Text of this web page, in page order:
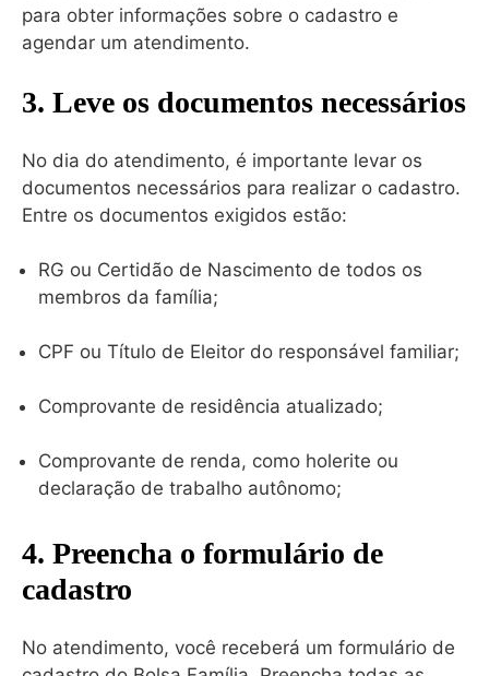
para obter informações sobre o cadastro e
agendar um atendimento.
3. Leve os documentos necessários
No dia do atendimento, é importante levar os
documentos necessários para realizar o cadastro.
Entre os documentos exigidos estão:
RG ou Certidão de Nascimento de todos os
membros da família;
CPF ou Título de Eleitor do responsável familiar;
Comprovante de residência atualizado;
Comprovante de renda, como holerite ou
declaração de trabalho autônomo;
4. Preencha o formulário de
cadastro
No atendimento, você receberá um formulário de